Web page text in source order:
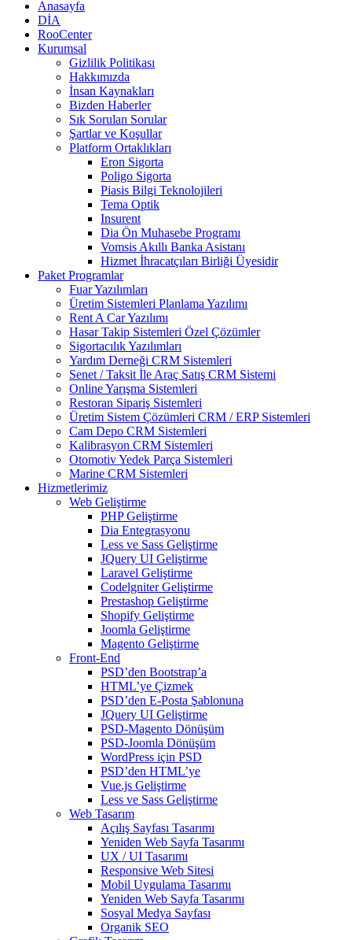
Anasayfa
DİA
RooCenter
Kurumsal
Gizlilik Politikası
Hakkımızda
İnsan Kaynakları
Bizden Haberler
Sık Sorulan Sorular
Şartlar ve Koşullar
Platform Ortaklıkları
Eron Sigorta
Poligo Sigorta
Piasis Bilgi Teknolojileri
Tema Optik
Insurent
Dia Ön Muhasebe Programı
Vomsis Akıllı Banka Asistanı
Hizmet İhracatçıları Birliği Üyesidir
Paket Programlar
Fuar Yazılımları
Üretim Sistemleri Planlama Yazılımı
Rent A Car Yazılımı
Hasar Takip Sistemleri Özel Çözümler
Sigortacılık Yazılımları
Yardım Derneği CRM Sistemleri
Senet / Taksit İle Araç Satış CRM Sistemi
Online Yarışma Sistemleri
Restoran Sipariş Sistemleri
Üretim Sistem Çözümleri CRM / ERP Sistemleri
Cam Depo CRM Sistemleri
Kalibrasyon CRM Sistemleri
Otomotiv Yedek Parça Sistemleri
Marine CRM Sistemleri
Hizmetlerimiz
Web Geliştirme
PHP Geliştirme
Dia Entegrasyonu
Less ve Sass Geliştirme
JQuery UI Geliştirme
Laravel Geliştirme
Codelgniter Geliştirme
Prestashop Geliştirme
Shopify Geliştirme
Joomla Geliştirme
Magento Geliştirme
Front-End
PSD’den Bootstrap’a
HTML’ye Çizmek
PSD’den E-Posta Şablonuna
JQuery UI Geliştirme
PSD-Magento Dönüşüm
PSD-Joomla Dönüşüm
WordPress için PSD
PSD’den HTML’ye
Vue.js Geliştirme
Less ve Sass Geliştirme
Web Tasarım
Açılış Sayfası Tasarımı
Yeniden Web Sayfa Tasarımı
UX / UI Tasarımı
Responsive Web Sitesi
Mobil Uygulama Tasarımı
Yeniden Web Sayfa Tasarımı
Sosyal Medya Sayfası
Organik SEO